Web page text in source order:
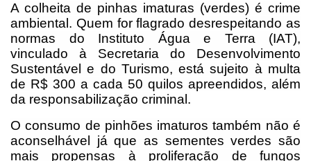
A colheita de pinhas imaturas (verdes) é crime
ambiental. Quem for flagrado desrespeitando as
normas do Instituto Água e Terra (IAT),
vinculado à Secretaria do Desenvolvimento
Sustentável e do Turismo, está sujeito à multa
de R$ 300 a cada 50 quilos apreendidos, além
da responsabilização criminal.
O consumo de pinhões imaturos também não é
aconselhável já que as sementes verdes são
mais propensas à proliferação de fungos